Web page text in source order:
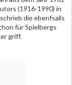
(1916-1990) in
die ebenfsalls
für Spielbergs
griff.